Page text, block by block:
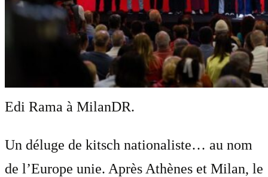
Edi Rama à MilanDR.
Un déluge de kitsch nationaliste… au nom
de l’Europe unie. Après Athènes et Milan, le